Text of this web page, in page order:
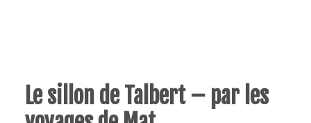
Le sillon de Talbert – par les